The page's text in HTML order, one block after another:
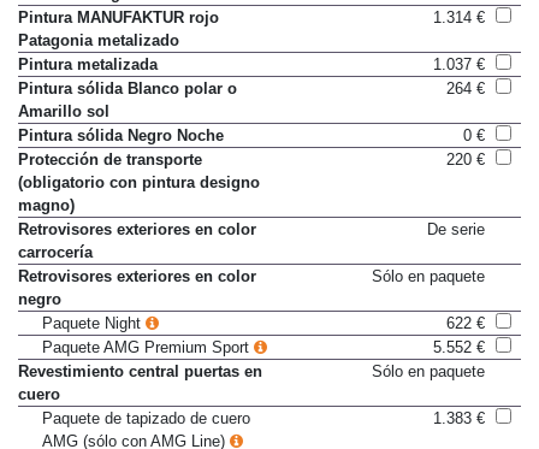
montaña magno
Pintura MANUFAKTUR rojo
Patagonia metalizado
Pintura metalizada
1.037 €
Pintura sólida Blanco polar o
Amarillo sol
Pintura sólida Negro Noche
0 €
Protección de transporte
(obligatorio con pintura designo
magno)
Retrovisores exteriores en color
carrocería
Retrovisores exteriores en color
negro
Paquete Night
622 €
Paquete AMG Premium Sport
5.552 €
Revestimiento central puertas en
cuero
Paquete de tapizado de cuero